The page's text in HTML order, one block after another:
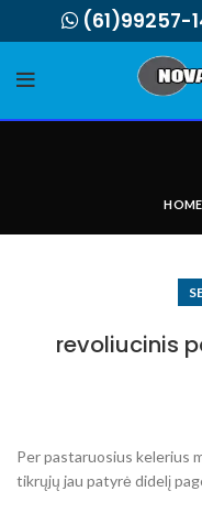
(61)99257-
HOME
revoliucinis
Per pastaruosius kelerius
tikrųjų jau patyrė didelį